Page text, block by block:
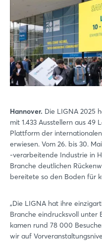
Hannover. Die LIGNA 2025
mit 1.433 Ausstellern aus 49
Plattform der
erwiesen. Vom 26. bis 30.
-verarbeitende Industrie in
Branche deutlichen
bereitete so den Boden für
„Die LIGNA hat ihre
Branche eindrucksvoll unter
kamen rund 78 000
wir auf